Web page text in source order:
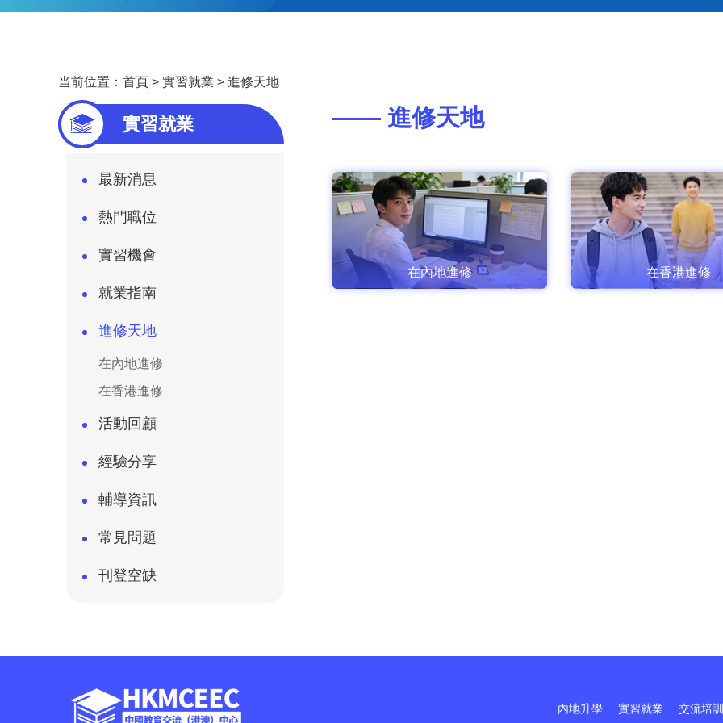
当前位置： 首頁 > 實習就業 > 進修天地
實習就業
最新消息
熱門職位
實習機會
就業指南
進修天地
在內地進修
在香港進修
活動回顧
經驗分享
輔導資訊
常見問題
刊登空缺
—— 進修天地
在內地進修 在香港進修
內地升學 實習就業 交流培訓